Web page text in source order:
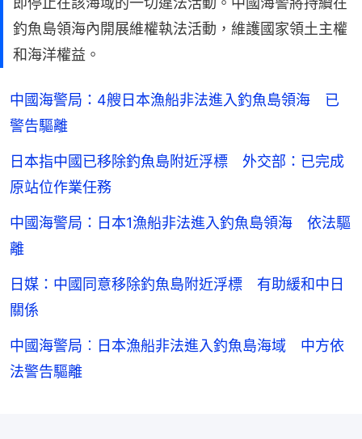
釣魚島領海內開展維權執法活動，維護國家領土主權
和海洋權益。
中國海警局：4艘日本漁船非法進入釣魚島領海 已
警告驅離
日本指中國已移除釣魚島附近浮標 外交部：已完成
原站位作業任務
中國海警局：日本1漁船非法進入釣魚島領海 依法驅
離
日媒：中國同意移除釣魚島附近浮標 有助緩和中日
關係
中國海警局︰日本漁船非法進入釣魚島海域 中方依
法警告驅離